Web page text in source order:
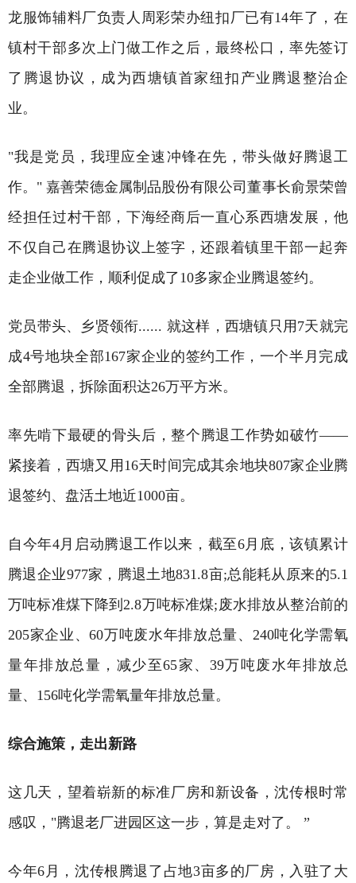
龙服饰辅料厂负责人周彩荣办纽扣厂已有14年了，在
镇村干部多次上门做工作之后，最终松口，率先签订
了腾退协议，成为西塘镇首家纽扣产业腾退整治企
业。
"我是党员，我理应全速冲锋在先，带头做好腾退工
作。" 嘉善荣德金属制品股份有限公司董事长俞景荣曾
经担任过村干部，下海经商后一直心系西塘发展，他
不仅自己在腾退协议上签字，还跟着镇里干部一起奔
走企业做工作，顺利促成了10多家企业腾退签约。
党员带头、乡贤领衔...... 就这样，西塘镇只用7天就完
成4号地块全部167家企业的签约工作，一个半月完成
全部腾退，拆除面积达26万平方米。
率先啃下最硬的骨头后，整个腾退工作势如破竹——
紧接着，西塘又用16天时间完成其余地块807家企业腾
退签约、盘活土地近1000亩。
自今年4月启动腾退工作以来，截至6月底，该镇累计
腾退企业977家，腾退土地831.8亩;总能耗从原来的5.1
万吨标准煤下降到2.8万吨标准煤;废水排放从整治前的
205家企业、60万吨废水年排放总量、240吨化学需氧
量年排放总量，减少至65家、39万吨废水年排放总
量、156吨化学需氧量年排放总量。
综合施策，走出新路
这几天，望着崭新的标准厂房和新设备，沈传根时常
感叹，"腾退老厂进园区这一步，算是走对了。 ”
今年6月，沈传根腾退了占地3亩多的厂房，入驻了大